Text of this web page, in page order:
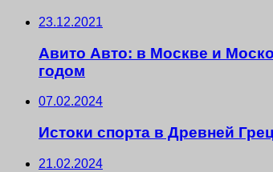
23.12.2021
Авито Авто: в Москве и
годом
07.02.2024
Истоки спорта в Древней
21.02.2024